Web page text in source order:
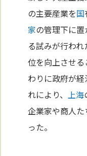
の主要産業を国
家の管理下に
る試みが行われ
位を向上させる
わりに政府が
れにより、上海
企業家や商人
った。